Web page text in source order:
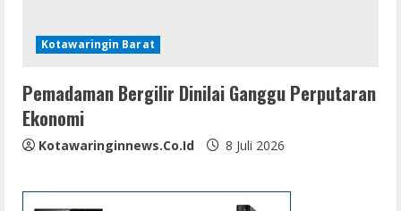
Kotawaringin Barat
Pemadaman Bergilir Dinilai Ganggu Perputaran
Ekonomi
Kotawaringinnews.co.id 8 Juli 2026